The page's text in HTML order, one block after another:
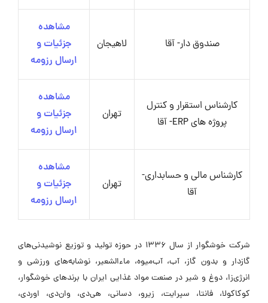
صندوق دار- آقا لاهیجان
مشاهده
جزئیات و
ارسال رزومه
کارشناس استقرار و کنترل
پروژه های ERP- آقا
تهران
مشاهده
جزئیات و
ارسال رزومه
کارشناس مالی و حسابداری-
آقا
تهران
مشاهده
جزئیات و
ارسال رزومه
شرکت خوشگوار از سال 1336 در حوزه تولید و توزیع نوشیدنی‌های
گازدار و بدون گاز، آب، آب‌میوه، ماءالشعیر، نوشابه‌های ورزشی و
انرژی‌زا، دوغ و شیر در صنعت مواد غذایی ایران با برندهای خوشگوار،
کوکاکولا، فانتا، سپرایت، زیرو، دسانی، هی‌دی، وان‌دی، اور‌دی،